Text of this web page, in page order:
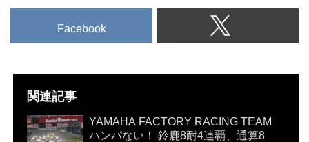
Facebook
関連記事
YAMAHA FACTORY RACING TEAM
ハンパない！ 鈴鹿8耐4連覇、通算8